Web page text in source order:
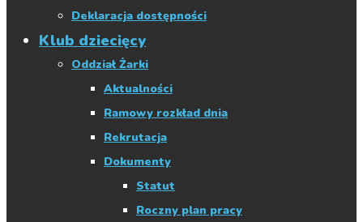
Deklaracja dostępności
Klub dziecięcy
Oddział Żarki
Aktualności
Ramowy rozkład dnia
Rekrutacja
Dokumenty
Statut
Roczny plan pracy